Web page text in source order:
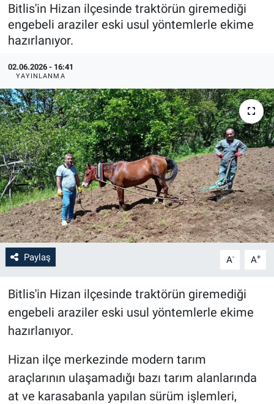
Bitlis'in Hizan ilçesinde traktörün giremediği
engebeli araziler eski usul yöntemlerle ekime
hazırlanıyor.
02.06.2026 - 16:41
YAYINLANMA
Paylaş A- A+
Bitlis'in Hizan ilçesinde traktörün giremediği
engebeli araziler eski usul yöntemlerle ekime
hazırlanıyor.
Hizan ilçe merkezinde modern tarım
araçlarının ulaşamadığı bazı tarım alanlarında
at ve karasabanla yapılan sürüm işlemleri,
Haber Arşivi